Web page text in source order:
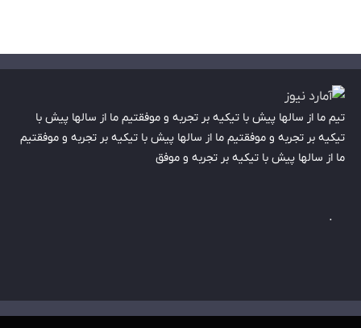
تیم ما از سالها پیش با تیکیه بر تجربه و موفقتیم ما از سالها پیش با
تیکیه بر تجربه و موفقتیم ما از سالها پیش با تیکیه بر تجربه و موفقتیم
ما از سالها پیش با تیکیه بر تجربه و موفق
.